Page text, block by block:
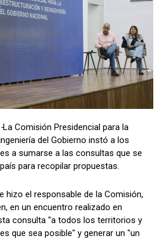
La Comisión Presidencial para la
del Gobierno instó a los
a sumarse a las consultas que se
para recopilar propuestas.
hizo el responsable de la Comisión,
en un encuentro realizado en
consulta "a todos los territorios y
que sea posible" y generar un "un